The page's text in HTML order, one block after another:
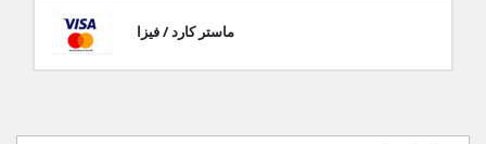
ماستر كارد / فيزا